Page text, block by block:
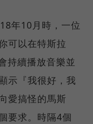
年10月時，一位
可以在特斯拉
持續播放音樂並
示『我很好，我
愛搞怪的馬斯
要求。時隔4個